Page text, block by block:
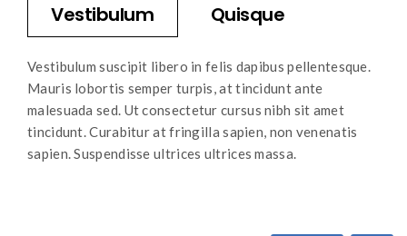
Vestibulum Quisque
Vestibulum suscipit libero in felis dapibus pellentesque.
Mauris lobortis semper turpis, at tincidunt ante
malesuada sed. Ut consectetur cursus nibh sit amet
tincidunt. Curabitur at fringilla sapien, non venenatis
sapien. Suspendisse ultrices ultrices massa.